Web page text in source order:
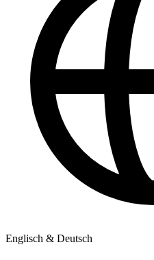
Englisch & Deutsch